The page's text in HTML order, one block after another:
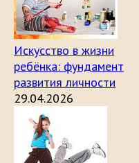
Искусство в жизни
ребёнка: фундамент
развития личности
29.04.2026